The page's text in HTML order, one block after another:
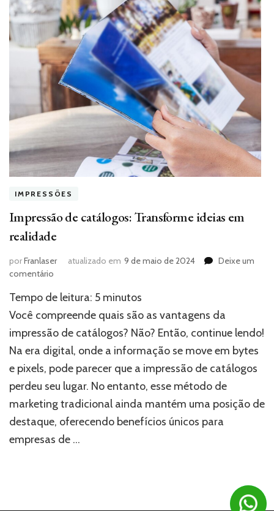
IMPRESSÕES
Impressão de catálogos: Transforme ideias em
realidade
porFranlaser atualizado em 9 de maio de 2024
Deixe um
comentário
de
catálogos:
Transforme
ideias
em
realidade
Tempo de leitura: 5 minutos
Você compreende quais são as vantagens da
impressão de catálogos? Não? Então, continue lendo!
Na era digital, onde a informação se move em bytes
e pixels, pode parecer que a impressão de catálogos
perdeu seu lugar. No entanto, esse método de
marketing tradicional ainda mantém uma posição de
destaque, oferecendo benefícios únicos para
empresas de …